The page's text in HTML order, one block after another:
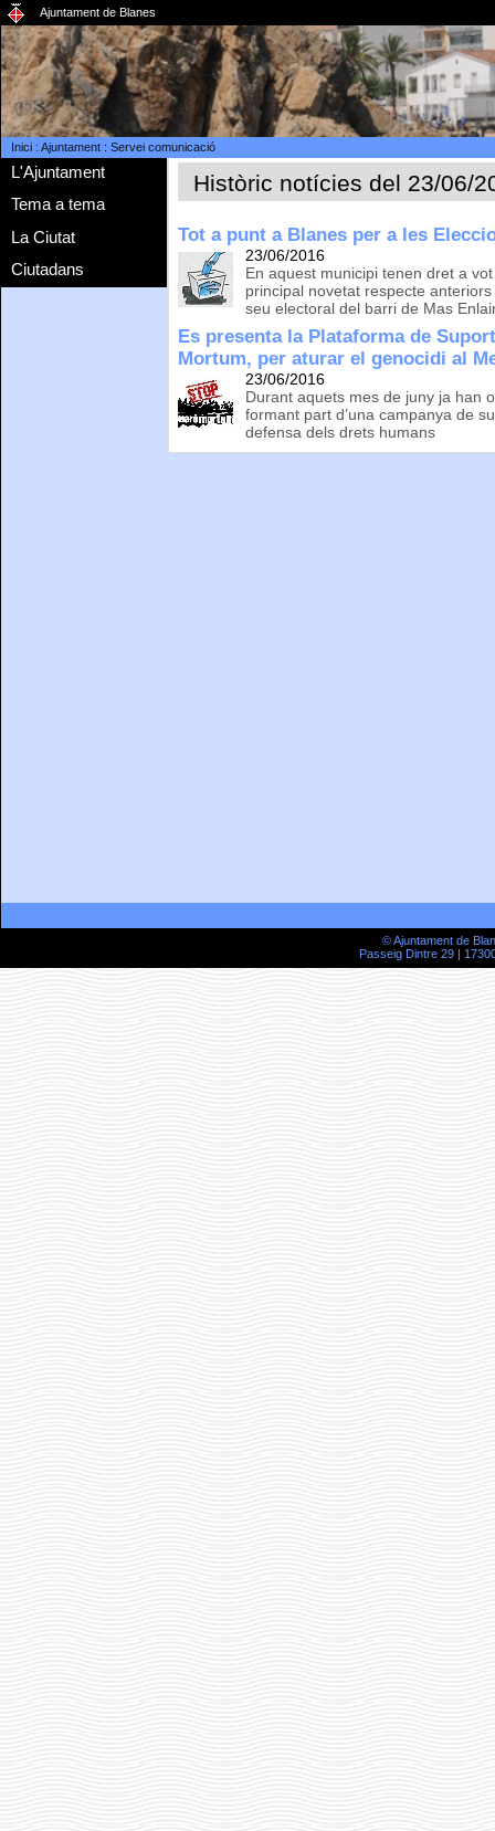
Ajuntament de Blanes
Inici: Ajuntament: Servei comunicació
L'Ajuntament
Tema a tema
La Ciutat
Ciutadans
Històric notícies del 23/06/
Tot a punt a Blanes per a les
23/06/2016
En aquest municipi tenen dret a
principal novetat respecte
seu electoral del barri de Mas
Es presenta la Plataforma de
Mortum, per aturar el genocidi al
23/06/2016
Durant aquets mes de juny ja han
formant part d’una campanya de
defensa dels drets humans
© Ajuntament de
Passeig Dintre 29 |